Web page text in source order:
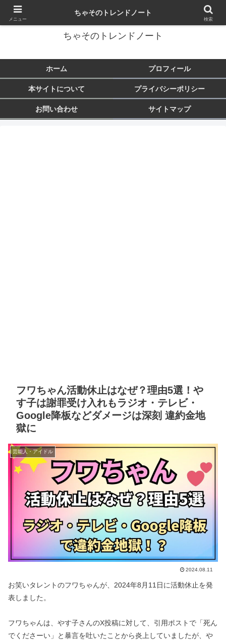
トレンド・芸能・旅行など気になることをまとめます♪
ちゃそのトレンドノート
ホーム プロフィール
本サイトについて プライバシーポリシー
お問い合わせ サイトマップ
フワちゃん活動休止はなぜ？理由5選！や
す子は謝罪受け入れもラジオ・テレビ・
Google降板などダメージは深刻 違約金地
獄に
芸能人・アイドル
2024.08.11
お笑いタレントのフワちゃんが、2024年8月11日に活動休止を発
表しました。
フワちゃんは、やす子さんのX投稿に対して、引用ポストで「死ん
でくださーい」と暴言を吐いたことから炎上していましたが、や
メニュー
ちゃそのトレンドノート
検索